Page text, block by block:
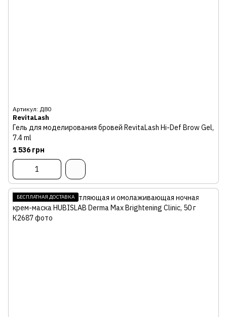
Артикул: Д80
RevitaLash
Гель для моделирования бровей RevitaLash Hi-Def Brow Gel,
7.4 ml
1 536 грн
БЕСПЛАТНАЯ ДОСТАВКА